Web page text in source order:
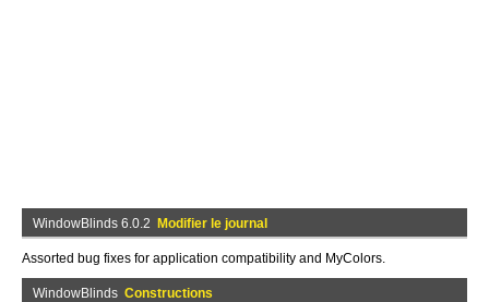
WindowBlinds 6.0.2 Modifier le journal
Assorted bug fixes for application compatibility and MyColors.
WindowBlinds Constructions